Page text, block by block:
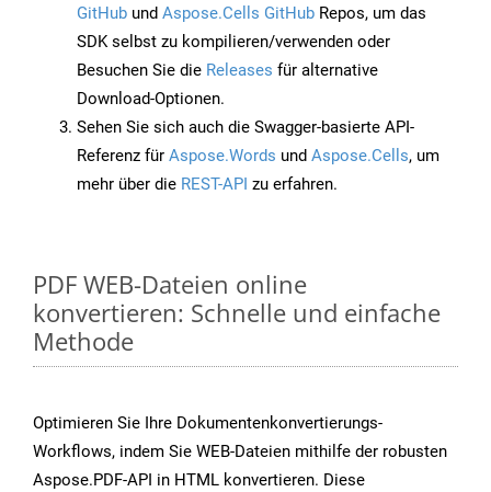
GitHub und Aspose.Cells GitHub Repos, um das
SDK selbst zu kompilieren/verwenden oder
Besuchen Sie die Releases für alternative
Download-Optionen.
Sehen Sie sich auch die Swagger-basierte API-
Referenz für Aspose.Words und Aspose.Cells, um
mehr über die REST-API zu erfahren.
PDF WEB-Dateien online
konvertieren: Schnelle und einfache
Methode
Optimieren Sie Ihre Dokumentenkonvertierungs-
Workflows, indem Sie WEB-Dateien mithilfe der robusten
Aspose.PDF-API in HTML konvertieren. Diese